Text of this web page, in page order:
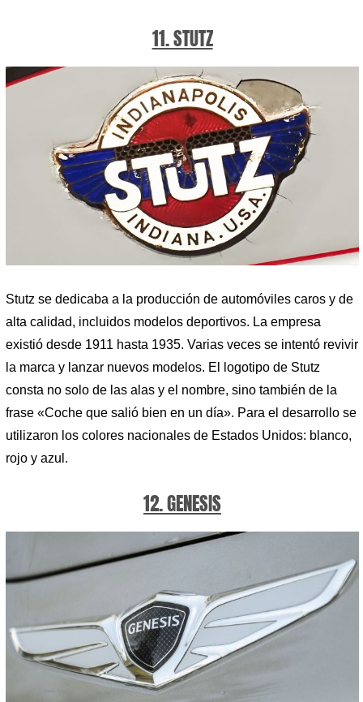
11. STUTZ
Stutz se dedicaba a la producción de automóviles caros y de
alta calidad, incluidos modelos deportivos. La empresa
existió desde 1911 hasta 1935. Varias veces se intentó revivir
la marca y lanzar nuevos modelos. El logotipo de Stutz
consta no solo de las alas y el nombre, sino también de la
frase «Coche que salió bien en un día». Para el desarrollo se
utilizaron los colores nacionales de Estados Unidos: blanco,
rojo y azul.
12. GENESIS